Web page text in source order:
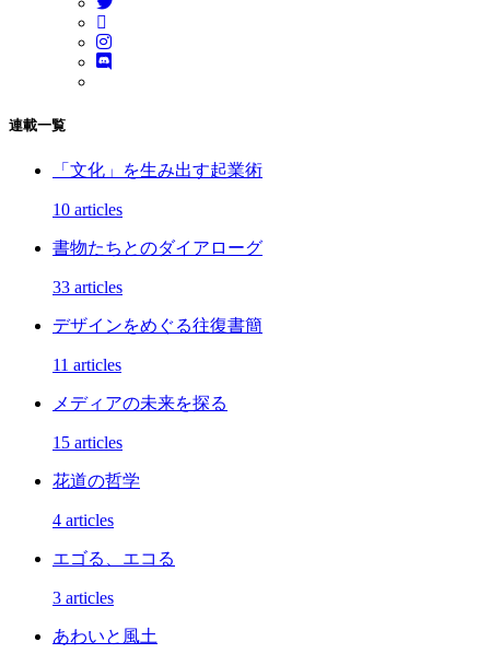
連載一覧
「文化」を生み出す起業術
10 articles
書物たちとのダイアローグ
33 articles
デザインをめぐる往復書簡
11 articles
メディアの未来を探る
15 articles
花道の哲学
4 articles
エゴる、エコる
3 articles
あわいと風土